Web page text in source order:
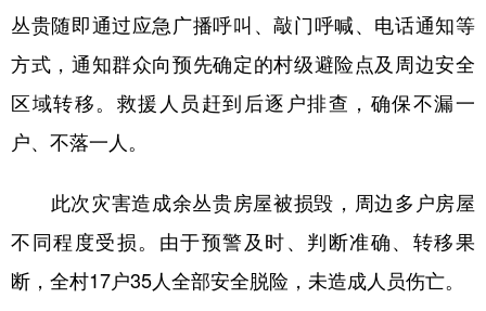
丛贵随即通过应急广播呼叫、敲门呼喊、电话通知等
方式，通知群众向预先确定的村级避险点及周边安全
区域转移。救援人员赶到后逐户排查，确保不漏一
户、不落一人。
此次灾害造成余丛贵房屋被损毁，周边多户房屋
不同程度受损。由于预警及时、判断准确、转移果
断，全村17户35人全部安全脱险，未造成人员伤亡。